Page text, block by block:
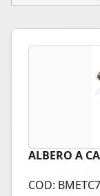
ALBERO A
COD: